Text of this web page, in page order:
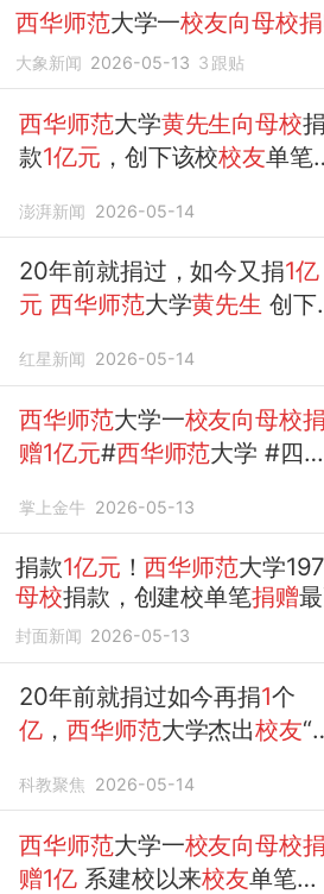
西华师范大学一校友向母校
大象新闻 2026-05-13 3 跟贴
西华师范大学黄先生向母校捐
款1亿元 ，创下该校校友单笔
澎湃新闻 2026-05-14
20年前就捐过，如今又捐1亿
元 西华师范大学黄先生 创下
红星新闻 2026-05-14
西华师范大学一校友向母校捐
赠1亿元#西华师范大学 #四川
掌上金牛 2026-05-13
捐款1亿元 ！西华师范大学
母校捐款，创建校单笔捐赠
封面新闻 2026-05-13
20年前就捐过如今再捐1个
亿 ，西华师范大学杰出校友“
笔捐赠 最高纪录。
科教聚焦 2026-05-14
西华师范大学一校友向母校捐
赠1亿 系建校以来校友单笔捐